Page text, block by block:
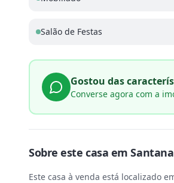
Salão de Festas
Gostou das
Converse agora com a
Sobre estecasa em
Este casa à venda está localizado